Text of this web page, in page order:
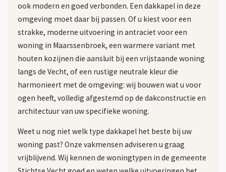
ook modern en goed verbonden. Een dakkapel in deze
omgeving moet daar bij passen. Of u kiest voor een
strakke, moderne uitvoering in antraciet voor een
woning in Maarssenbroek, een warmere variant met
houten kozijnen die aansluit bij een vrijstaande woning
langs de Vecht, of een rustige neutrale kleur die
harmonieert met de omgeving: wij bouwen wat u voor
ogen heeft, volledig afgestemd op de dakconstructie en
architectuur van uw specifieke woning.
Weet u nog niet welk type dakkapel het beste bij uw
woning past? Onze vakmensen adviseren u graag
vrijblijvend. Wij kennen de woningtypen in de gemeente